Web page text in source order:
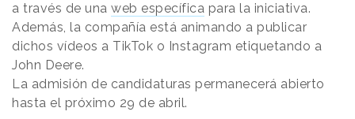
a través de una web específica para la iniciativa.
Además, la compañía está animando a publicar
dichos vídeos a TikTok o Instagram etiquetando a
John Deere.
La admisión de candidaturas permanecerá abierto
hasta el próximo 29 de abril.